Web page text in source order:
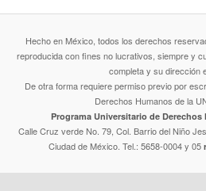
Hecho en México, todos los derechos
reproducida con fines no lucrativos, siempre y
completa y su dirección
De otra forma requiere permiso previo por
Derechos Humanos de la
Programa Universitario de Derechos
Calle Cruz verde No. 79, Col. Barrio del Niño
Ciudad de México. Tel.: 5658-0004 y 05